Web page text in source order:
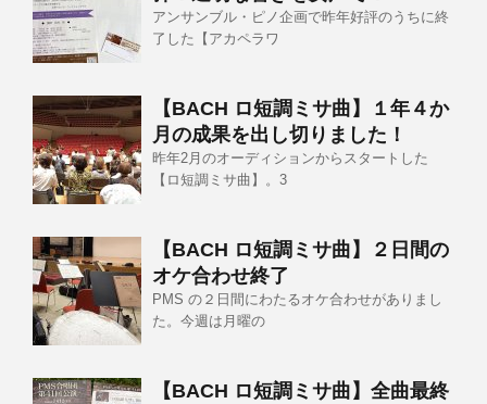
アンサンブル・ピノ企画で昨年好評のうちに終
了した【アカペラワ
【BACH ロ短調ミサ曲】１年４か
月の成果を出し切りました！
昨年2月のオーディションからスタートした
【ロ短調ミサ曲】。3
【BACH ロ短調ミサ曲】２日間の
オケ合わせ終了
PMS の２日間にわたるオケ合わせがありまし
た。今週は月曜の
【BACH ロ短調ミサ曲】全曲最終